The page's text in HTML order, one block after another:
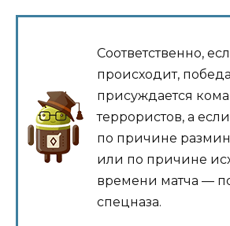
Соответственно,
происходит, победа
присуждается
террористов, а
по причине
или по причине
времени матча —
спецназа.